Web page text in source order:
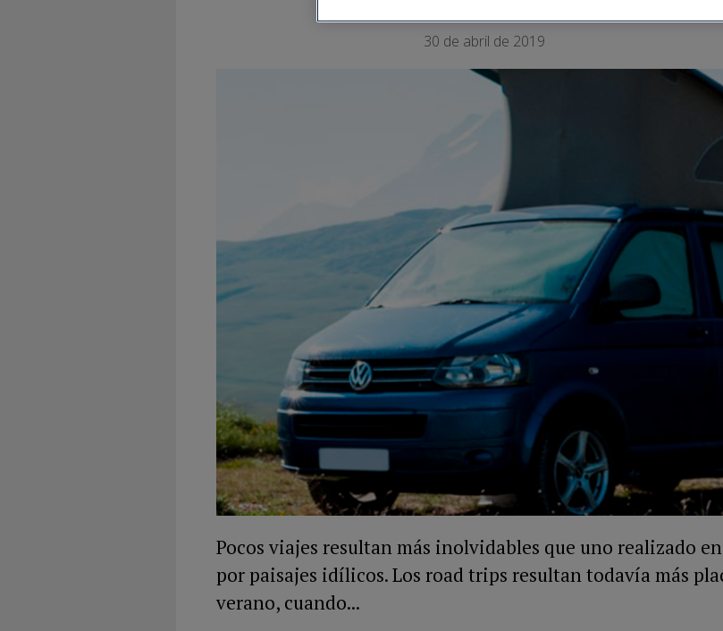
30 de abril de 2019
Pocos viajes resultan más inolvidables que uno realizado
por paisajes idílicos. Los road trips resultan todavía más
verano, cuando...